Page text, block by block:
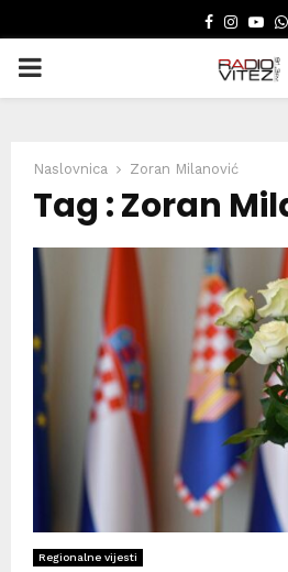
FACEBOOK
PRIMARY
Naslovnica Zoran Milanović
Tag : Zoran
Regionalne vijesti